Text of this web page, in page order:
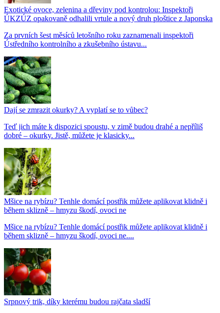
Exotické ovoce, zelenina a dřeviny pod kontrolou: Inspektoři
ÚKZÚZ opakovaně odhalili vrtule a nový druh ploštice z Japonska
Za prvních šest měsíců letošního roku zaznamenali inspektoři
Ústředního kontrolního a zkušebního ústavu...
Dají se zmrazit okurky? A vyplatí se to vůbec?
Teď jich máte k dispozici spoustu, v zimě budou drahé a nepříliš
dobré – okurky. Jistě, můžete je klasicky...
Mšice na rybízu? Tenhle domácí postřik můžete aplikovat klidně i
během sklizně – hmyzu škodí, ovoci ne
Mšice na rybízu? Tenhle domácí postřik můžete aplikovat klidně i
během sklizně – hmyzu škodí, ovoci ne....
Srpnový trik, díky kterému budou rajčata sladší